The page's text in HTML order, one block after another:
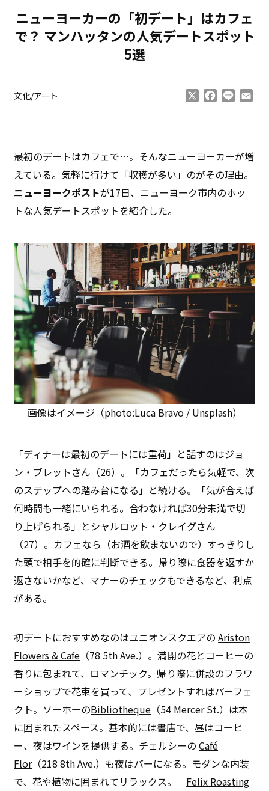
ニューヨーカーの「初デート」はカフェ
で？ マンハッタンの人気デートスポット
5選
文化/アート Facebook
Line
最初のデートはカフェで…。そんなニューヨーカーが増
えている。気軽に行けて「収穫が多い」のがその理由。
ニューヨークポストが17日、ニューヨーク市内のホッ
トな人気デートスポットを紹介した。
画像はイメージ（photo:Luca Bravo / Unsplash）
「ディナーは最初のデートには重荷」と話すのはジョ
ン・ブレットさん（26）。「カフェだったら気軽で、次
のステップへの踏み台になる」と続ける。「気が合えば
何時間も一緒にいられる。合わなければ30分未満で切
り上げられる」とシャルロット・クレイグさん
（27）。カフェなら（お酒を飲まないので）すっきりし
た頭で相手を的確に判断できる。帰り際に食器を返すか
返さないかなど、マナーのチェックもできるなど、利点
がある。
初デートにおすすめなのはユニオンスクエアのAriston
Flowers & Cafe （78 5th Ave.）。満開の花とコーヒーの
香りに包まれて、ロマンチック。帰り際に併設のフラワ
ーショップで花束を買って、プレゼントすればパーフェ
クト。ソーホーのBibliotheque （54 Mercer St.）は本
に囲まれたスペース。基本的には書店で、昼はコーヒ
ー、夜はワインを提供する。チェルシーのCafé
Flor（218 8th Ave.）も夜はバーになる。モダンな内装
で、花や植物に囲まれてリラックス。 Felix Roasting